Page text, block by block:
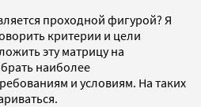
проходной фигурой? Я
критерии и цели
эту матрицу на
наиболее
и условиям. На таких